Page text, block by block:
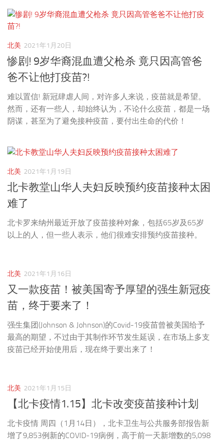
北美 2021年1月20日
惨剧! 9岁华裔混血遭父枪杀 竟只因高管爸
爸不让他打疫苗?!
难以置信! 新冠肆虐人间，对许多人来说，疫苗就是希望。
然而，还有一些人，却始终认为，不论什么疫苗，都是一场
阴谋，甚至为了避免接种疫苗，要付出生命的代价！
北美 2021年1月19日
北卡教堂山华人夫妇反映预约疫苗接种太困
难了
北卡罗来纳州最近开放了疫苗接种对象，包括65岁及65岁
以上的人，但一些人表示，他们很难安排预约疫苗接种。
北美 2021年1月16日
又一款疫苗！被美国寄予厚望的强生新冠疫
苗，终于要来了！
强生集团(Johnson & Johnson)的Covid-19疫苗曾被美国给予
最高的期望，不过由于其制作环节发生延误，在市场上多支
疫苗已经开始使用后，现在终于要出来了！
北美 2021年1月15日
【北卡疫情1.15】北卡改变疫苗接种计划
北卡疫情 周四（1月14日），北卡卫生与公共服务部报告新
增了9,853例新的COVID-19病例，高于前一天新增数的5,098